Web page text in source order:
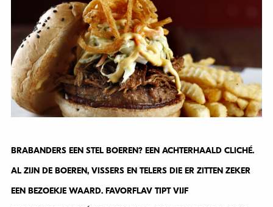
BRABANDERS EEN STEL BOEREN? EEN ACHTERHAALD CLICHÉ.
AL ZIJN DE BOEREN, VISSERS EN TELERS DIE ER ZITTEN ZEKER
EEN BEZOEKJE WAARD. FAVORFLAV TIPT VIJF